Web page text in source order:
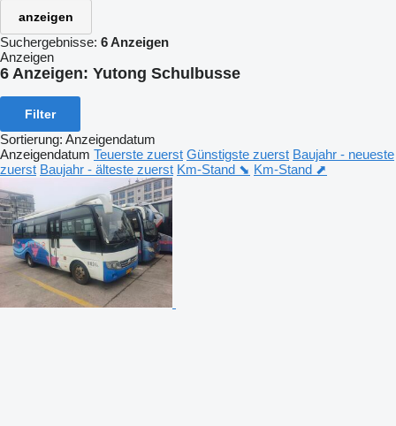
anzeigen
Suchergebnisse: 6 Anzeigen
Anzeigen
6 Anzeigen: Yutong Schulbusse
Filter
Sortierung: Anzeigendatum
Anzeigendatum Teuerste zuerst Günstigste zuerst Baujahr - neueste
zuerst Baujahr - älteste zuerst Km-Stand ⬊ Km-Stand ⬈